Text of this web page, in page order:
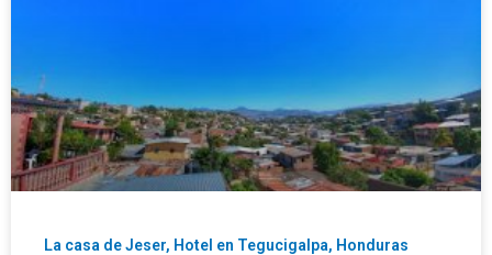
La casa de Jeser, Hotel en Tegucigalpa, Honduras